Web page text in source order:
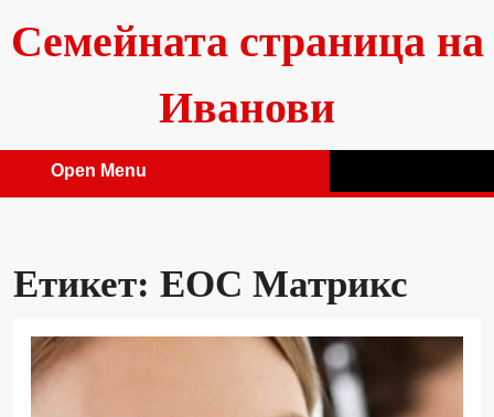
content
Семейната страница на
Иванови
Open Menu
Етикет: ЕОС Матрикс